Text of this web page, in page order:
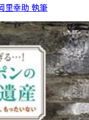
里幸助 執筆